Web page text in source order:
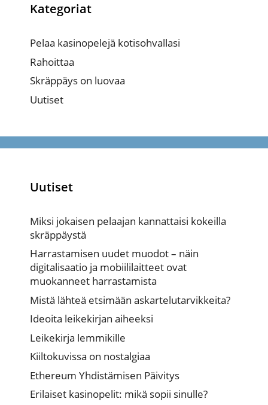
Kategoriat
Pelaa kasinopelejä kotisohvallasi
Rahoittaa
Skräppäys on luovaa
Uutiset
Uutiset
Miksi jokaisen pelaajan kannattaisi kokeilla
skräppäystä
Harrastamisen uudet muodot – näin
digitalisaatio ja mobiililaitteet ovat
muokanneet harrastamista
Mistä lähteä etsimään askartelutarvikkeita?
Ideoita leikekirjan aiheeksi
Leikekirja lemmikille
Kiiltokuvissa on nostalgiaa
Ethereum Yhdistämisen Päivitys
Erilaiset kasinopelit: mikä sopii sinulle?